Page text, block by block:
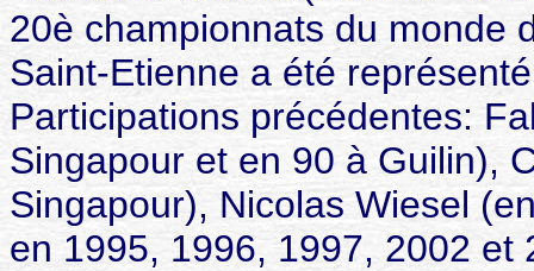
20è championnats du monde
Saint-Etienne a été
Participations précédentes:
Singapour et en 90 à Guilin),
Singapour), Nicolas Wiesel
en 1995, 1996, 1997, 2002